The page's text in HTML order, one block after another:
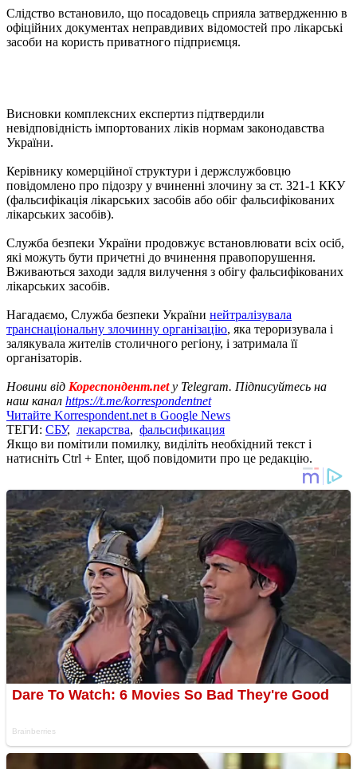
Слідство встановило, що посадовець сприяла затвердженню в
офіційних документах неправдивих відомостей про лікарські
засоби на користь приватного підприємця.
Висновки комплексних експертиз підтвердили
невідповідність імпортованих ліків нормам законодавства
України.
Керівнику комерційної структури і держслужбовцю
повідомлено про підозру у вчиненні злочину за ст. 321-1 ККУ
(фальсифікація лікарських засобів або обіг фальсифікованих
лікарських засобів).
Служба безпеки України продовжує встановлювати всіх осіб,
які можуть бути причетні до вчинення правопорушення.
Вживаються заходи задля вилучення з обігу фальсифікованих
лікарських засобів.
Нагадаємо, Служба безпеки України нейтралізувала
транснаціональну злочинну організацію, яка тероризувала і
залякувала жителів столичного регіону, і затримала її
організаторів.
Новини від Кореспондент.netу Telegram. Підписуйтесь на
наш канал https://t.me/korrespondentnet
Читайте Korrespondent.net в Google News
ТЕГИ: СБУ, лекарства, фальсификация
Якщо ви помітили помилку, виділіть необхідний текст і
натисніть Ctrl + Enter, щоб повідомити про це редакцію.